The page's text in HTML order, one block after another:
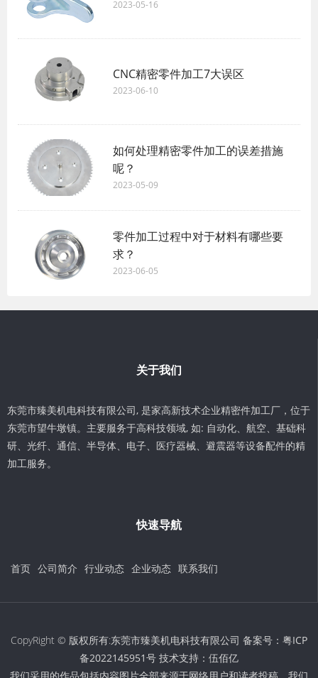
2023-05-16
CNC精密零件加工7大误区
2023-06-10
如何处理精密零件加工的误差措施
呢？
2023-05-09
零件加工过程中对于材料有哪些要
求？
2023-06-05
关于我们
东莞市臻美机电科技有限公司, 是家高新技术企业精密件加工厂，位于
东莞市望牛墩镇。主要服务于高科技领域, 如: 自动化、航空、基础科
研、光纤、通信、半导体、电子、医疗器械、避震器等设备配件的精
加工服务。
快速导航
首页 公司简介 行业动态 企业动态 联系我们
CopyRight © 版权所有:东莞市臻美机电科技有限公司 备案号： 粤ICP
备2022145951号 技术支持： 伍佰亿